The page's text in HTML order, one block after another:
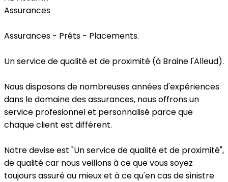
Assurances
Assurances - Prêts - Placements.
Un service de qualité et de proximité (à Braine l'Alleud).
Nous disposons de nombreuses années d'expériences
dans le domaine des assurances, nous offrons un
service profesionnel et personnalisé parce que
chaque client est différent.
Notre devise est "Un service de qualité et de proximité",
de qualité car nous veillons à ce que vous soyez
toujours assuré au mieux et à ce qu'en cas de sinistre